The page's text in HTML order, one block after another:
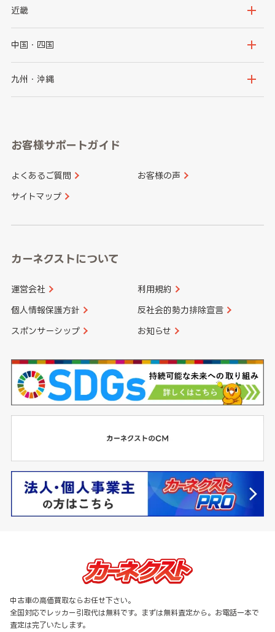
秋田県
群馬県
千葉県
新潟県
石川県
山梨県
愛知県
近畿
大阪府
京都府
和歌山県
中国・四国
鳥取県
山口県
香川県 愛媛県
九州・沖縄
長崎県
大分県 宮崎県
お客様サポートガイド
よくあるご質問 お客様の声
サイトマップ
カーネクストについて
運営会社 利用規約
個人情報保護方針 反社会的勢力排除宣言
スポンサーシップ お知らせ
中古車の高価買取ならお任せ下さい。
全国対応でレッカー引取代は無料です。まずは無料査定から。お電話一本で
査定は完了いたします。